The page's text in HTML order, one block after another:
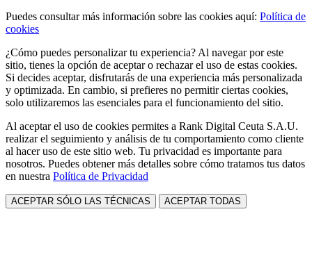
Puedes consultar más información sobre las cookies aquí: Política de
cookies
¿Cómo puedes personalizar tu experiencia? Al navegar por este
sitio, tienes la opción de aceptar o rechazar el uso de estas cookies.
Si decides aceptar, disfrutarás de una experiencia más personalizada
y optimizada. En cambio, si prefieres no permitir ciertas cookies,
solo utilizaremos las esenciales para el funcionamiento del sitio.
Al aceptar el uso de cookies permites a Rank Digital Ceuta S.A.U.
realizar el seguimiento y análisis de tu comportamiento como cliente
al hacer uso de este sitio web. Tu privacidad es importante para
nosotros. Puedes obtener más detalles sobre cómo tratamos tus datos
en nuestra Política de Privacidad
ACEPTAR SÓLO LAS TÉCNICAS ACEPTAR TODAS